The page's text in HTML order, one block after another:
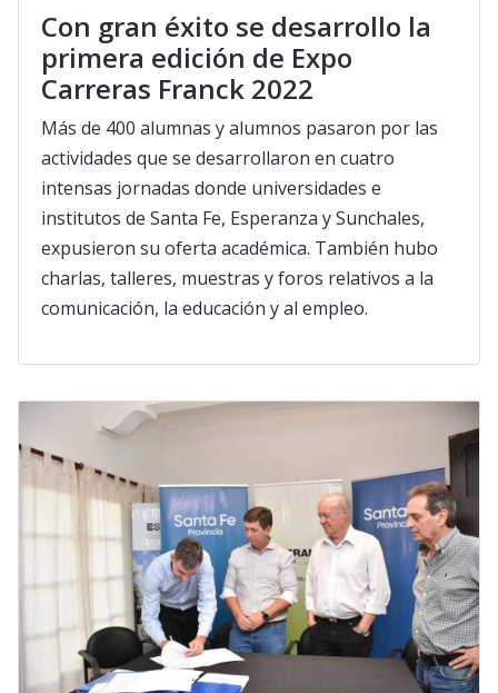
Con gran éxito se desarrollo la
primera edición de Expo
Carreras Franck 2022
Más de 400 alumnas y alumnos pasaron por las
actividades que se desarrollaron en cuatro
intensas jornadas donde universidades e
institutos de Santa Fe, Esperanza y Sunchales,
expusieron su oferta académica. También hubo
charlas, talleres, muestras y foros relativos a la
comunicación, la educación y al empleo.